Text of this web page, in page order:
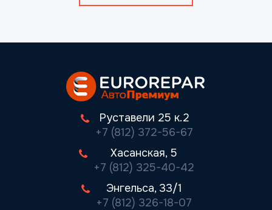
Руставели 25 к.2
+7 (812) 372-56-67
Хасанская, 5
+7 (812) 325-40-42
Энгельса, 33/1
+7 (812) 326-18-07